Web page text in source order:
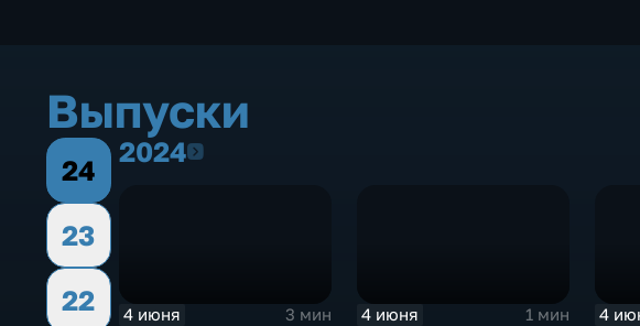
Выпуски
24
23
22
20242024
4 июня
3 мин
4 июня
1 мин
4